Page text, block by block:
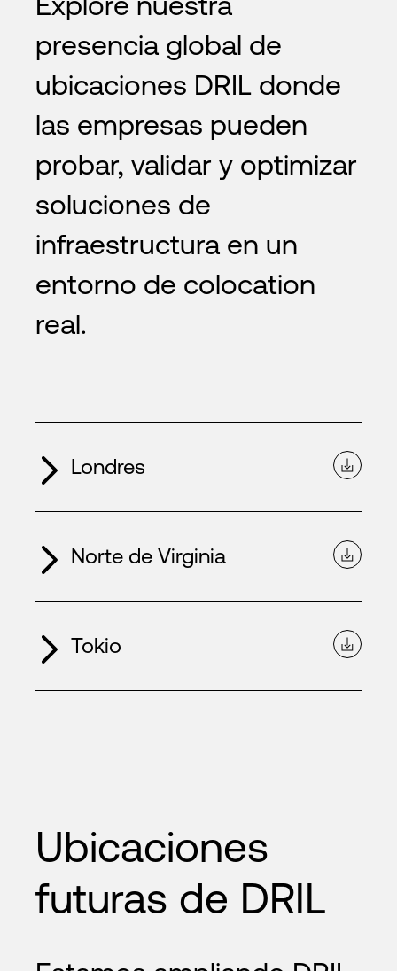
presencia global de
ubicaciones DRIL donde
las empresas pueden
probar, validar y optimizar
soluciones de
infraestructura en un
entorno de colocation
real.
Londres
Norte de Virginia
Tokio
Ubicaciones
futuras de DRIL